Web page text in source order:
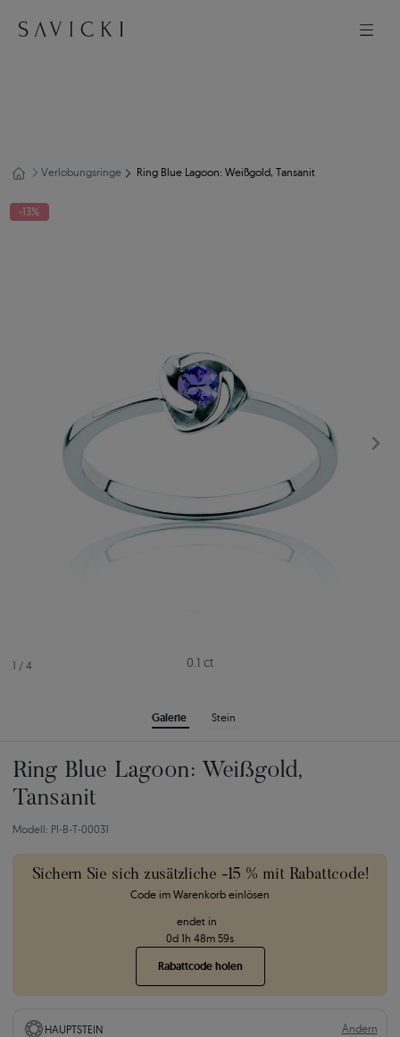
Verlobungsringe Ring Blue Lagoon: Weißgold, Tansanit
1 / 4
Galerie Stein
-13%
0.1 ct
Ring Blue Lagoon: Weißgold,
Tansanit
Modell: PI-B-T-00031
Sichern Sie sich zusätzliche -15 % mit Rabattcode!
Code im Warenkorb einlösen
endet in
0d 1h 48m 58s
Rabattcode holen
HAUPTSTEIN Ändern